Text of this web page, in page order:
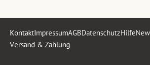
KontaktImpressumAGBDatenschutzHilfe
Versand & Zahlung